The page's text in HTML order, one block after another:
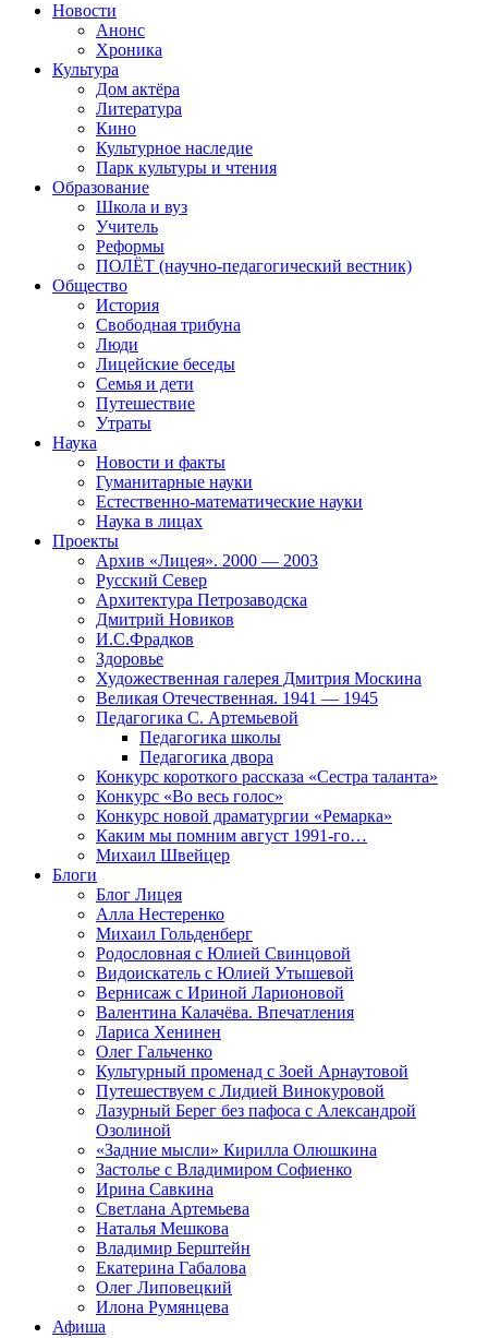
Новости
Анонс
Хроника
Культура
Дом актёра
Литература
Кино
Культурное наследие
Парк культуры и чтения
Образование
Школа и вуз
Учитель
Реформы
ПОЛЁТ (научно-педагогический вестник)
Общество
История
Свободная трибуна
Люди
Лицейские беседы
Семья и дети
Путешествие
Утраты
Наука
Новости и факты
Гуманитарные науки
Естественно-математические науки
Наука в лицах
Проекты
Архив «Лицея». 2000 — 2003
Русский Север
Архитектура Петрозаводска
Дмитрий Новиков
И.С.Фрадков
Здоровье
Художественная галерея Дмитрия Москина
Великая Отечественная. 1941 — 1945
Педагогика С. Артемьевой
Педагогика школы
Педагогика двора
Конкурс короткого рассказа «Сестра таланта»
Конкурс «Во весь голос»
Конкурс новой драматургии «Ремарка»
Каким мы помним август 1991-го…
Михаил Швейцер
Блоги
Блог Лицея
Алла Нестеренко
Михаил Гольденберг
Родословная с Юлией Свинцовой
Видоискатель с Юлией Утышевой
Вернисаж с Ириной Ларионовой
Валентина Калачёва. Впечатления
Лариса Хенинен
Олег Гальченко
Культурный променад с Зоей Арнаутовой
Путешествуем с Лидией Винокуровой
Лазурный Берег без пафоса с Александрой
Озолиной
«Задние мысли» Кирилла Олюшкина
Застолье с Владимиром Софиенко
Ирина Савкина
Светлана Артемьева
Наталья Мешкова
Владимир Берштейн
Екатерина Габалова
Олег Липовецкий
Илона Румянцева
Афиша